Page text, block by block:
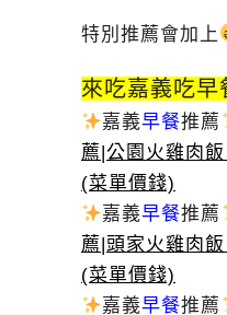
特別推薦會加上
來吃嘉義吃早
嘉義早餐推薦
薦|公園火雞肉
(菜單價錢)
嘉義早餐推薦
薦|頭家火雞肉
(菜單價錢)
嘉義早餐推薦